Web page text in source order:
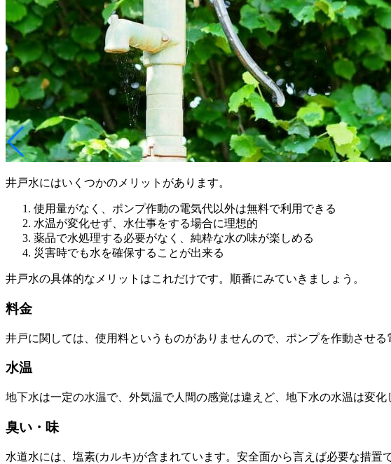
井戸水にはいくつかのメリットがあります。
使用量がなく、ポンプ作動の電気代以外は無料で利用できる
水温が変化せず、水仕事をする場合に理想的
薬品で水処理する必要がなく、純粋な水の味が楽しめる
災害時でも水を確保することが出来る
井戸水の具体的なメリットはこれだけです。順番にみていきましょう。
料金
井戸に関しては、使用料というものがありませんので、ポンプを作動させ
水温
地下水は一定の水温で、外気温で人間の感覚は違えど、地下水の水温は変
臭い・味
水道水には、塩素(カルキ)が含まれています。安全面から言えば必要な措